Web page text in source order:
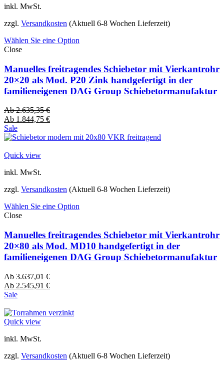
inkl. MwSt.
zzgl. Versandkosten (Aktuell 6-8 Wochen Lieferzeit)
Wählen Sie eine Option
Close
Manuelles freitragendes Schiebetor mit Vierkantrohr
20×20 als Mod. P20 Zink handgefertigt in der
familieneigenen DAG Group Schiebetormanufaktur
Ab2.635,35€
Ab 1.844,75 €
Sale
Quick view
inkl. MwSt.
zzgl. Versandkosten (Aktuell 6-8 Wochen Lieferzeit)
Wählen Sie eine Option
Close
Manuelles freitragendes Schiebetor mit Vierkantrohr
20×80 als Mod. MD10 handgefertigt in der
familieneigenen DAG Group Schiebetormanufaktur
Ab3.637,01€
Ab 2.545,91 €
Sale
Quick view
inkl. MwSt.
zzgl. Versandkosten (Aktuell 6-8 Wochen Lieferzeit)